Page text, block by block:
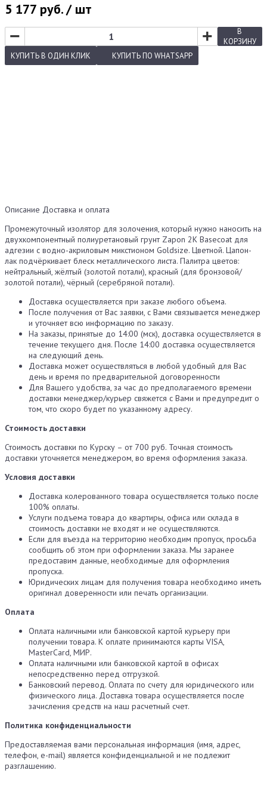
5 177 руб. / шт
− +
В
КОРЗИНУ
КУПИТЬ В ОДИН КЛИК КУПИТЬ ПО WHATSAPP
Описание Доставка и оплата
Промежуточный изолятор для золочения, который нужно наносить на
двухкомпонентный полиуретановый грунт Zapon 2K Basecoat для
адгезии с водно-акриловым микстионом Goldsize. Цветной. Цапон-
лак подчёркивает блеск металлического листа. Палитра цветов:
нейтральный, жёлтый (золотой потали), красный (для бронзовой/
золотой потали), чёрный (серебряной потали).
Доставка осуществляется при заказе любого объема.
После получения от Вас заявки, с Вами связывается менеджер
и уточняет всю информацию по заказу.
На заказы, принятые до 14:00 (мск), доставка осуществляется в
течение текущего дня. После 14:00 доставка осуществляется
на следующий день.
Доставка может осуществляться в любой удобный для Вас
день и время по предварительной договоренности
Для Вашего удобства, за час до предполагаемого времени
доставки менеджер/курьер свяжется с Вами и предупредит о
том, что скоро будет по указанному адресу.
Стоимость доставки
Стоимость доставки по Курску – от 700 руб. Точная стоимость
доставки уточняется менеджером, во время оформления заказа.
Условия доставки
Доставка колерованного товара осуществляется только после
100% оплаты.
Услуги подъема товара до квартиры, офиса или склада в
стоимость доставки не входят и не осуществляются.
Если для въезда на территорию необходим пропуск, просьба
сообщить об этом при оформлении заказа. Мы заранее
предоставим данные, необходимые для оформления
пропуска.
Юридических лицам для получения товара необходимо иметь
оригинал доверенности или печать организации.
Оплата
Оплата наличными или банковской картой курьеру при
получении товара. К оплате принимаются карты VISA,
MasterCard, МИР.
Оплата наличными или банковской картой в офисах
непосредственно перед отгрузкой.
Банковский перевод. Оплата по счету для юридического или
физического лица. Доставка товара осуществляется после
зачисления средств на наш расчетный счет.
Политика конфиденциальности
Предоставляемая вами персональная информация (имя, адрес,
телефон, e-mail) является конфиденциальной и не подлежит
разглашению.